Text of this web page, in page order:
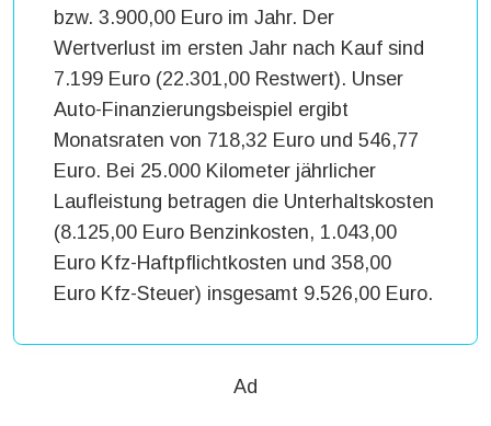
bzw. 3.900,00 Euro im Jahr. Der
Wertverlust im ersten Jahr nach Kauf sind
7.199 Euro (22.301,00 Restwert). Unser
Auto-Finanzierungsbeispiel ergibt
Monatsraten von 718,32 Euro und 546,77
Euro. Bei 25.000 Kilometer jährlicher
Laufleistung betragen die Unterhaltskosten
(8.125,00 Euro Benzinkosten, 1.043,00
Euro Kfz-Haftpflichtkosten und 358,00
Euro Kfz-Steuer) insgesamt 9.526,00 Euro.
Ad